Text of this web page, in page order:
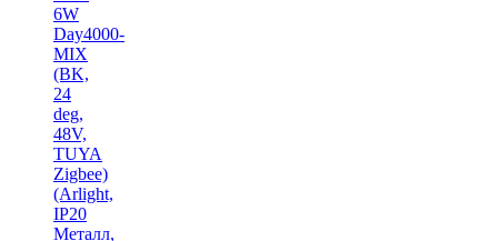
6W
Day4000-
MIX
(BK,
24
deg,
48V,
TUYA
Zigbee)
(Arlight,
IP20
Металл,